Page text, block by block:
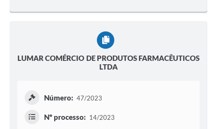
LUMAR COMÉRCIO DE PRODUTOS FARMACÊUTICOS
LTDA
Número: 47/2023
Nº processo: 14/2023